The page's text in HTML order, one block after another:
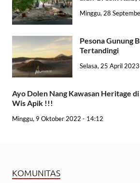
Minggu, 28
Pesona Gunung
Tertandingi
Selasa, 25 April
Ayo Dolen Nang Kawasan Heritage
Wis Apik !!!
Minggu, 9 Oktober 2022 - 14:12
KOMUNITAS